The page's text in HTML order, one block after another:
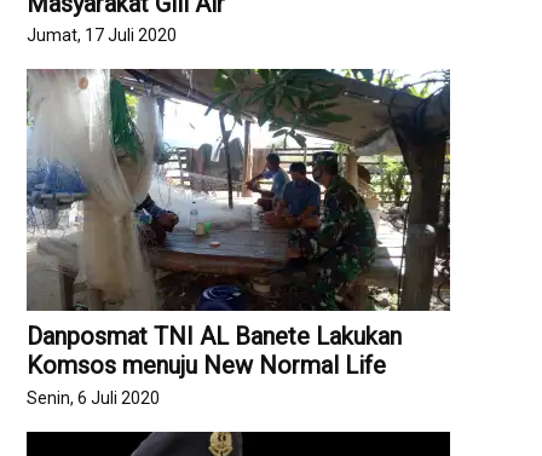
Jumat, 17 Juli 2020
Danposmat TNI AL Banete Lakukan
Komsos menuju New Normal Life
Senin, 6 Juli 2020